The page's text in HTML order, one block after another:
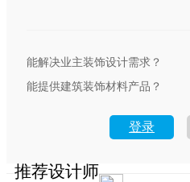
能解决业主装饰设计需求？
能提供建筑装饰材料产品？
登录
推荐设计师